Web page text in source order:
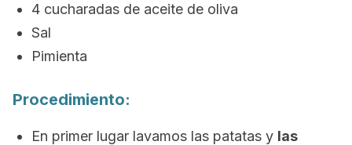
4 cucharadas de aceite de oliva
Sal
Pimienta
Procedimiento:
En primer lugar lavamos las patatas y las